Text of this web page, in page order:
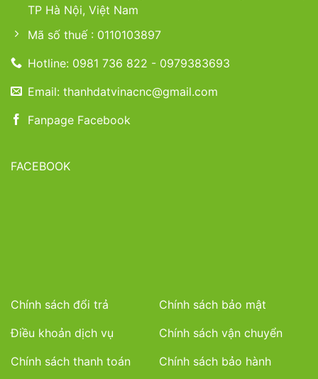
TP Hà Nội, Việt Nam
Mã số thuế : 0110103897
Hotline: 0981 736 822 - 0979383693
Email: thanhdatvinacnc@gmail.com
Fanpage Facebook
FACEBOOK
Chính sách đổi trả
Chính sách bảo mật
Điều khoản dịch vụ
Chính sách vận chuyển
Chính sách thanh toán
Chính sách bảo hành